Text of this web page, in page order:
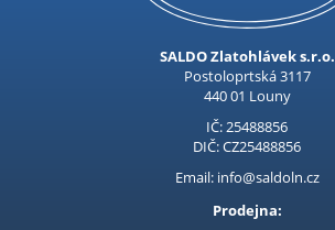
SALDO Zlatohlávek s.r.o.
Postoloprtská 3117
440 01 Louny
IČ: 25488856
DIČ: CZ25488856
Email: info@saldoln.cz
Prodejna: